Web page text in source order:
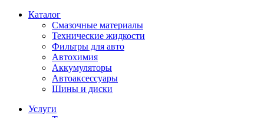
Каталог
Смазочные материалы
Технические жидкости
Фильтры для авто
Автохимия
Аккумуляторы
Автоаксессуары
Шины и диски
Услуги